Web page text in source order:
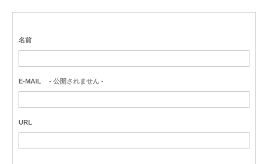
名前
E-MAIL - 公開されません -
URL